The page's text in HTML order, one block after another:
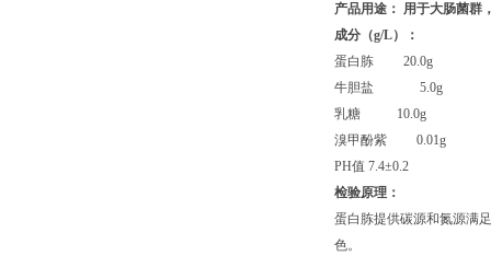
产品用途： 用于大肠菌群
成分（g/L）：
蛋白胨 20.0g
牛胆盐 5.0g
乳糖 10.0g
溴甲酚紫 0.01g
PH值 7.4±0.2
检验原理：
蛋白胨提供碳源和氮源满
色。